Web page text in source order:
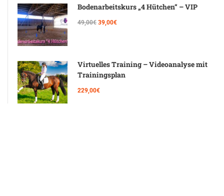
Bodenarbeitskurs „4 Hütchen“ – VIP
49,00€ 39,00€
Virtuelles Training – Videoanalyse mit
Trainingsplan
229,00€